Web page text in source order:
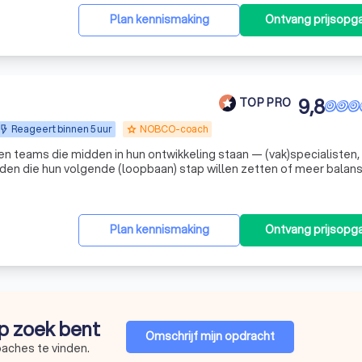
Plan kennismaking Ontvang
TOP PRO
Reageert binnen 5 uur grade NOBCO-coach
9,8
teams die midden in hun ontwikkeling staan — (vak)specialisten,
Plan kennismaking Ontvang
zoek bent
te vinden.
Omschrijf mijn opdracht